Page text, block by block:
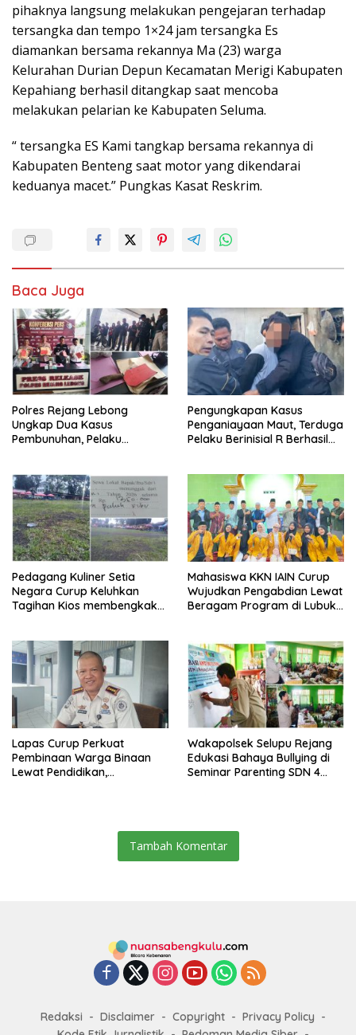
pihaknya langsung melakukan pengejaran terhadap
tersangka dan tempo 1×24 jam tersangka Es
diamankan bersama rekannya Ma (23) warga
Kelurahan Durian Depun Kecamatan Merigi Kabupaten
Kepahiang berhasil ditangkap saat mencoba
melakukan pelarian ke Kabupaten Seluma.
“ tersangka ES Kami tangkap bersama rekannya di
Kabupaten Benteng saat motor yang dikendarai
keduanya macet.” Pungkas Kasat Reskrim.
Baca Juga
Polres Rejang Lebong
Ungkap Dua Kasus
Pembunuhan, Pelaku
Pengungkapan Kasus
Penganiayaan Maut, Terduga
Pelaku Berinisial R Berhasil
Pedagang Kuliner Setia
Negara Curup Keluhkan
Tagihan Kios membengkak
Mahasiswa KKN IAIN Curup
Wujudkan Pengabdian Lewat
Beragam Program di Lubuk
Lapas Curup Perkuat
Pembinaan Warga Binaan
Lewat Pendidikan,
Wakapolsek Selupu Rejang
Edukasi Bahaya Bullying di
Seminar Parenting SDN 4
Tambah Komentar
Redaksi Disclaimer Copyright
Privacy Policy